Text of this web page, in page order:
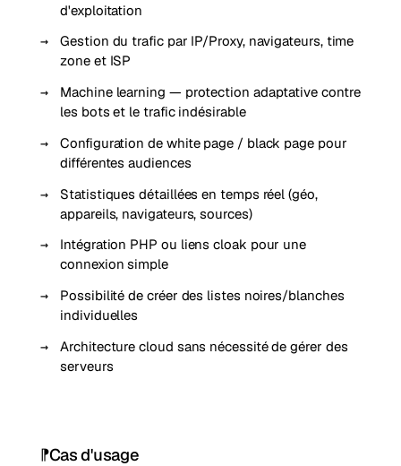
d'exploitation
Gestion du trafic par IP/Proxy, navigateurs, time
zone et ISP
Machine learning — protection adaptative contre
les bots et le trafic indésirable
Configuration de white page / black page pour
différentes audiences
Statistiques détaillées en temps réel (géo,
appareils, navigateurs, sources)
Intégration PHP ou liens cloak pour une
connexion simple
Possibilité de créer des listes noires/blanches
individuelles
Architecture cloud sans nécessité de gérer des
serveurs
Cas d'usage